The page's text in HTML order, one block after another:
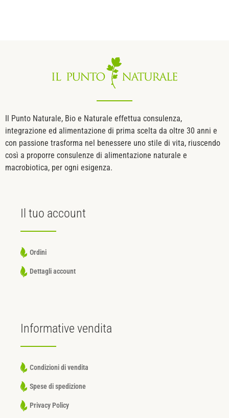
Il Punto Naturale, Bio e Naturale effettua consulenza,
integrazione ed alimentazione di prima scelta da oltre 30 anni e
con passione trasforma nel benessere uno stile di vita, riuscendo
così a proporre consulenze di alimentazione naturale e
macrobiotica, per ogni esigenza.
Il tuo account
Ordini
Dettagli account
Informative vendita
Condizioni di vendita
Spese di spedizione
Privacy Policy